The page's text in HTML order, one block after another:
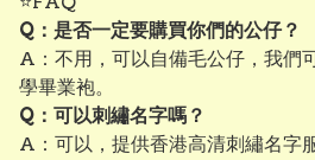
Q：是否一定要購買你們的公仔？
A：不用，可以自備毛公仔，我們
學畢業袍。
Q：可以刺繡名字嗎？
A：可以，提供香港高清刺繡名字